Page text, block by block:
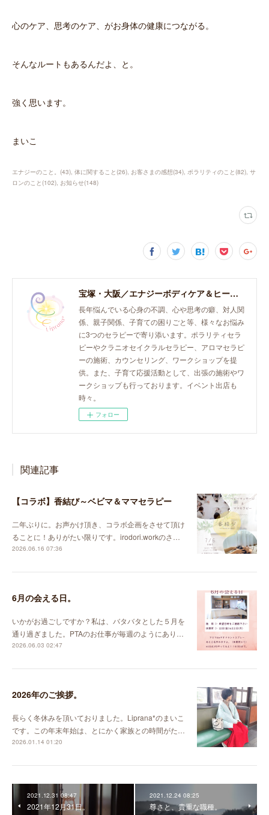
心のケア、思考のケア、がお身体の健康につながる。
そんなルートもあるんだよ、と。
強く思います。
まいこ
エナジーのこと。 (43) 体に関すること(26) お客さまの感想(34) ポラリティのこと(82) サ
ロンのこと(102) お知らせ(148)
宝塚・大阪／エナジーボディケア＆ヒーリング「癒し、育て、らしく生きる。」おとなとこどものセラピースペース。
長年悩んでいる心身の不調、心や思考の癖、対人関
係、親子関係、子育ての困りごと等、様々なお悩み
に3つのセラピーで寄り添います。ポラリティセラ
ピーやクラニオセイクラルセラピー、アロマセラピ
ーの施術、カウンセリング、ワークショップを提
供。また、子育て応援活動として、出張の施術やワ
ークショップも行っております。イベント出店も
時々。
フォロー
関連記事
【コラボ】香結び～ベビマ＆ママセラピー
二年ぶりに。お声かけ頂き、コラボ企画をさせて頂け
ることに！ありがたい限りです。irodori.workのさ…
2026.06.16 07:36
6月の会える日。
いかがお過ごしですか？私は、バタバタとした５月を
通り過ぎました。PTAのお仕事が毎週のようにあり…
2026.06.03 02:47
2026年のご挨拶。
長らく冬休みを頂いておりました。Liprana*のまいこ
です。この年末年始は、とにかく家族との時間がた…
2026.01.14 01:20
2021.12.31 08:47
2021年12月31日。
2021.12.24 08:25
尊さと、貴重な職種。